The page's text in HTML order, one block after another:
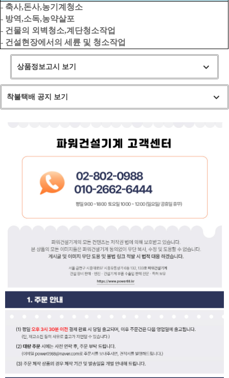
- 축사,돈사,농기계청소
- 방역,소독,농약살포
- 건물의 외벽청소,계단청소작업
- 건설현장에서의 세륜 및 청소작업
상품정보고시 보기
착불택배 공지 보기